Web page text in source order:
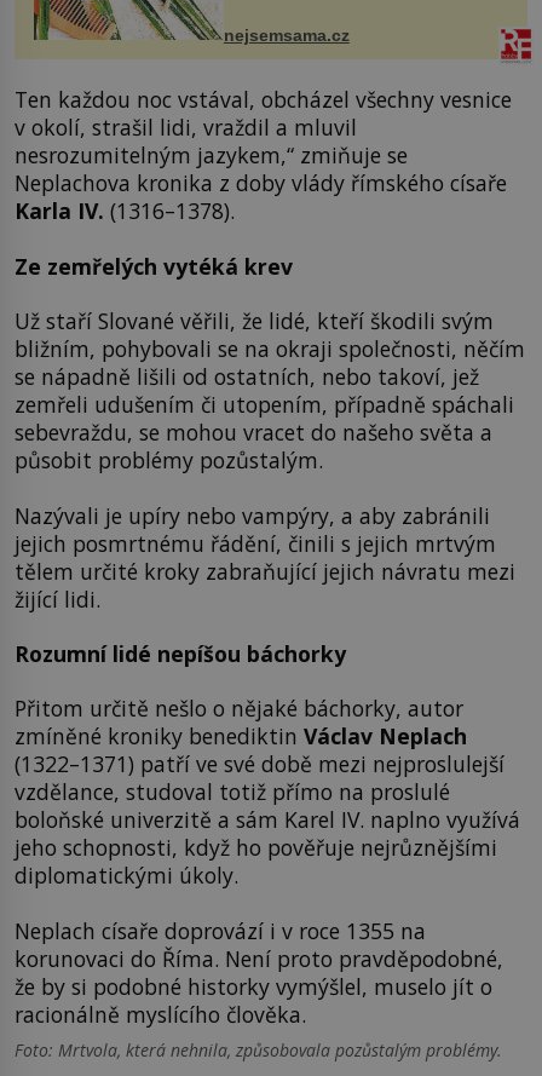
vlasy. ...
nejsemsama.cz
Ten každou noc vstával, obcházel všechny vesnice
v okolí, strašil lidi, vraždil a mluvil
nesrozumitelným jazykem,“ zmiňuje se
Neplachova kronika z doby vlády římského císaře
Karla IV. (1316–1378).
Ze zemřelých vytéká krev
Už staří Slované věřili, že lidé, kteří škodili svým
bližním, pohybovali se na okraji společnosti, něčím
se nápadně lišili od ostatních, nebo takoví, jež
zemřeli udušením či utopením, případně spáchali
sebevraždu, se mohou vracet do našeho světa a
působit problémy pozůstalým.
Nazývali je upíry nebo vampýry, a aby zabránili
jejich posmrtnému řádění, činili s jejich mrtvým
tělem určité kroky zabraňující jejich návratu mezi
žijící lidi.
Rozumní lidé nepíšou báchorky
Přitom určitě nešlo o nějaké báchorky, autor
zmíněné kroniky benediktin Václav Neplach
(1322–1371) patří ve své době mezi nejproslulejší
vzdělance, studoval totiž přímo na proslulé
boloňské univerzitě a sám Karel IV. naplno využívá
jeho schopnosti, když ho pověřuje nejrůznějšími
diplomatickými úkoly.
Neplach císaře doprovází i v roce 1355 na
korunovaci do Říma. Není proto pravděpodobné,
že by si podobné historky vymýšlel, muselo jít o
racionálně myslícího člověka.
Foto: Mrtvola, která nehnila, způsobovala pozůstalým problémy.